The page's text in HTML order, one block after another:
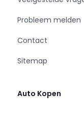
onmerkbaar 2
✔ Vermogen
✔ 7-traps DSG
op de snelweg
Probleem melden
Contact
Sitemap
Auto Kopen